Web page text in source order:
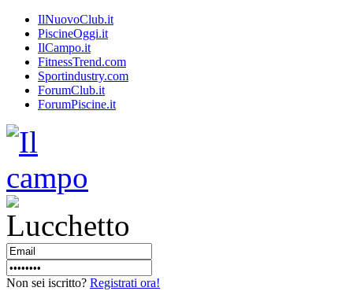
IlNuovoClub.it
PiscineOggi.it
IlCampo.it
FitnessTrend.com
Sportindustry.com
ForumClub.it
ForumPiscine.it
Non sei iscritto? Registrati ora!